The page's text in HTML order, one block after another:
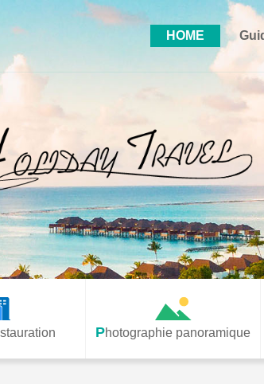
HOME
Photographie panoramique